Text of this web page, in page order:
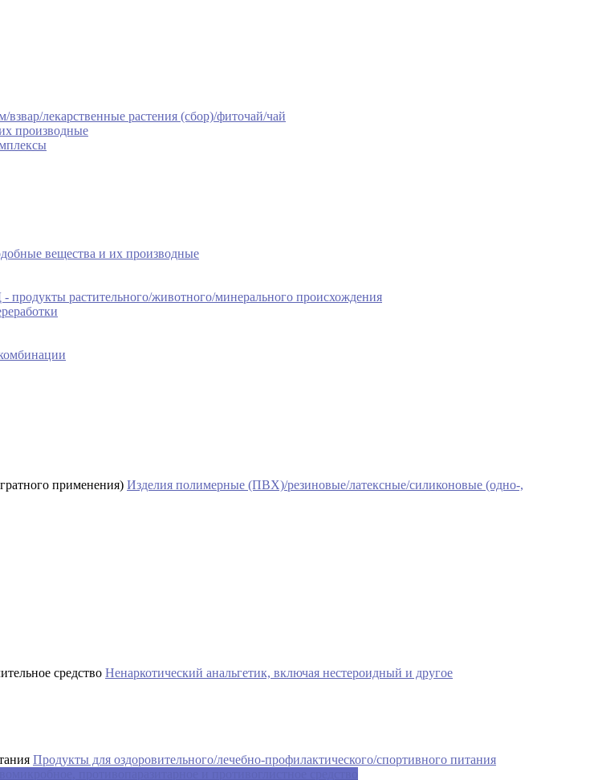
взвар/лекарственные растения (сбор)/фиточай/чай
производные
вещества и их производные
продукты растительного/животного/минерального происхождения
Изделия полимерные (ПВХ)/резиновые/латексные/силиконовые (одно-,
Ненаркотический анальгетик, включая нестероидный и другое
Продукты для оздоровительного/лечебно-профилактического/спортивного питания